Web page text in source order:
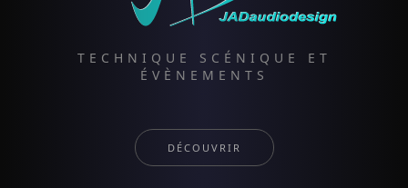
TECHNIQUE SCÉNIQUE ET
ÉVÈNEMENTS
DÉCOUVRIR